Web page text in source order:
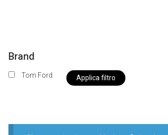
Brand
Tom Ford Applica filtro